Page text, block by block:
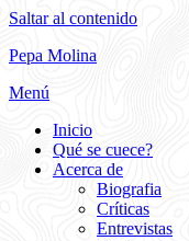
Saltar al contenido
Pepa Molina
Menú
Inicio
Qué se cuece?
Acerca de
Biografia
Críticas
Entrevistas